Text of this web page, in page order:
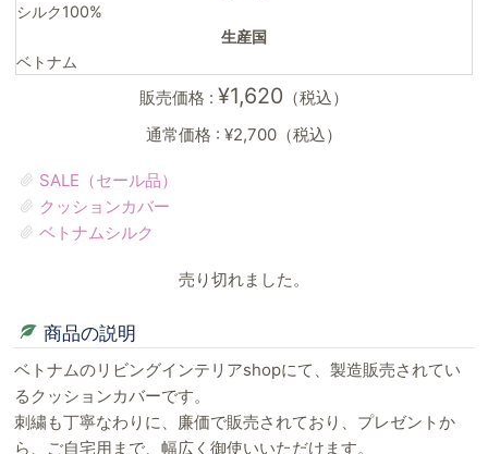
シルク100%
生産国
ベトナム
販売価格 : ¥1,620（税込）
通常価格 : ¥2,700（税込）
SALE（セール品）
クッションカバー
ベトナムシルク
売り切れました。
商品の説明
ベトナムのリビングインテリアshopにて、製造販売されてい
るクッションカバーです。
刺繍も丁寧なわりに、廉価で販売されており、プレゼントか
ら、ご自宅用まで、幅広く御使いいただけます。